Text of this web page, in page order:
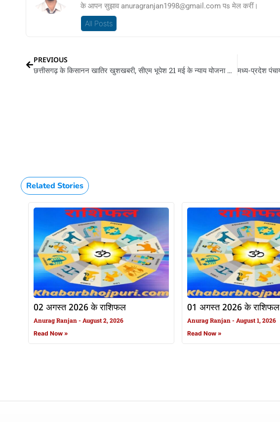
के आपन सुझाव anuragranjan1998@gmail.com पs मेल करीं।
All Posts
PREVIOUS
छत्तीसगढ़ के किसानन खातिर खुशखबरी, सीएम भूपेश 21 मई के न्याय योजना के पहिला किस्त जारी करीहे
Related Stories
02 अगस्त 2026 के राशिफल
Anurag Ranjan August 2, 2026
Read Now »
01 अगस्त 2026 के राशिफल
Anurag Ranjan August 1, 2026
Read Now »